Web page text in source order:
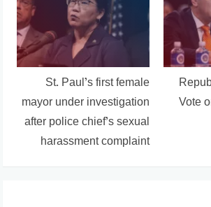
Vote
St. Paul’s first female
mayor under investigation
after police chief’s sexual
harassment complaint